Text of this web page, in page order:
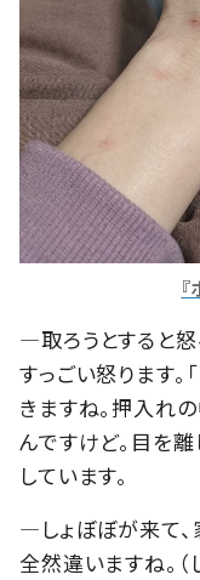
―取ろうとすると怒
すっごい怒ります。
きますね。押入れ
んですけど。目を
しています。
―しょぼぼが来て、
全然違いますね。